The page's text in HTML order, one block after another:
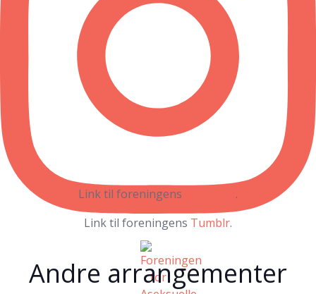
Link til foreningens
.
Link til foreningens Tumblr.
Andre arrangementer